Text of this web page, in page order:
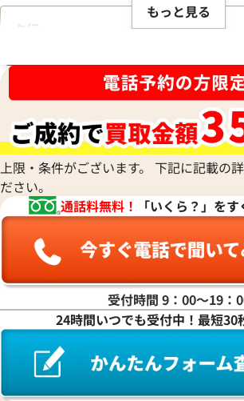
タ行
ハ行
マ行
ヤ行
ワ行
もっと見る
上限・条件がございます。 下記に記載の
ださい。
通話料無料！
「いくら？」を
受付時間 9：00〜19：
24時間いつでも受付中！最短30